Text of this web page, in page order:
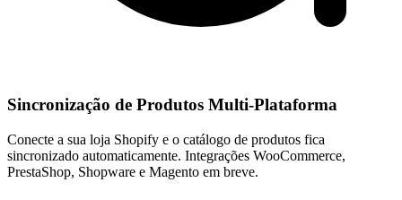
Sincronização de Produtos Multi-Plataforma
Conecte a sua loja Shopify e o catálogo de produtos fica
sincronizado automaticamente. Integrações WooCommerce,
PrestaShop, Shopware e Magento em breve.